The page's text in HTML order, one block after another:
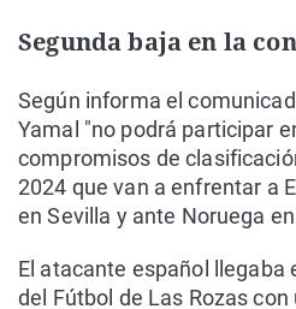
Segunda baja en la
Según informa el
Yamal "no podrá participar
compromisos de
2024 que van a enfrentar a
en Sevilla y ante Noruega
El atacante español llegaba
del Fútbol de Las Rozas